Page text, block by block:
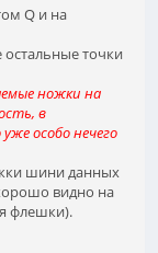
Q и на
остальные точки
ножки на
в
особо нечего
шини данных
видно на
флешки).